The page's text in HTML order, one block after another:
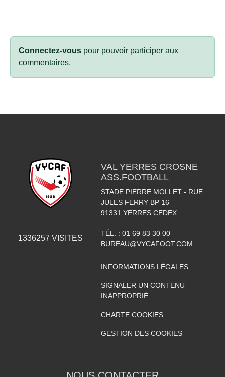
Connectez-vous pour pouvoir participer aux
commentaires.
1336257 VISITES
VAL YERRES CROSNE
ASS.FOOTBALL
STADE PIERRE MOLLET - RUE
JULES FERRY BP 16
91331 YERRES CEDEX
TÉL. : 01 69 83 30 00
BUREAU@VYCAFOOT.COM
INFORMATIONS LÉGALES
SIGNALER UN CONTENU
INAPPROPRIÉ
CHARTE COOKIES
GESTION DES COOKIES